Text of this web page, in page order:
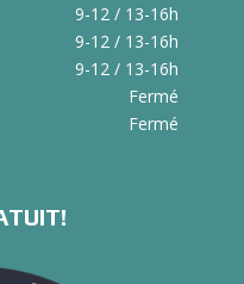
9-12 / 13-16h
9-12 / 13-16h
9-12 / 13-16h
Fermé
Fermé